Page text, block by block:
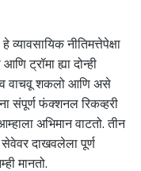
नीतिमत्तेपेक्षा
ट्रॉमा ह्या दोन्ही
वाचवू शकलो आणि असे
संपूर्ण फंक्शनल रिकव्हरी
अभिमान वाटतो. तीन
दाखवलेला पूर्ण
मानतो.